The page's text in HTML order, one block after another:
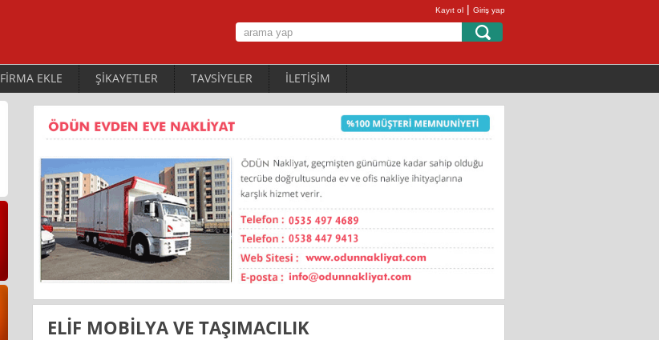
Kayıt ol | Giriş yap
FİRMA EKLE ŞİKAYETLER TAVSİYELER İLETİŞİM
ELİF MOBİLYA VE TAŞIMACILIK